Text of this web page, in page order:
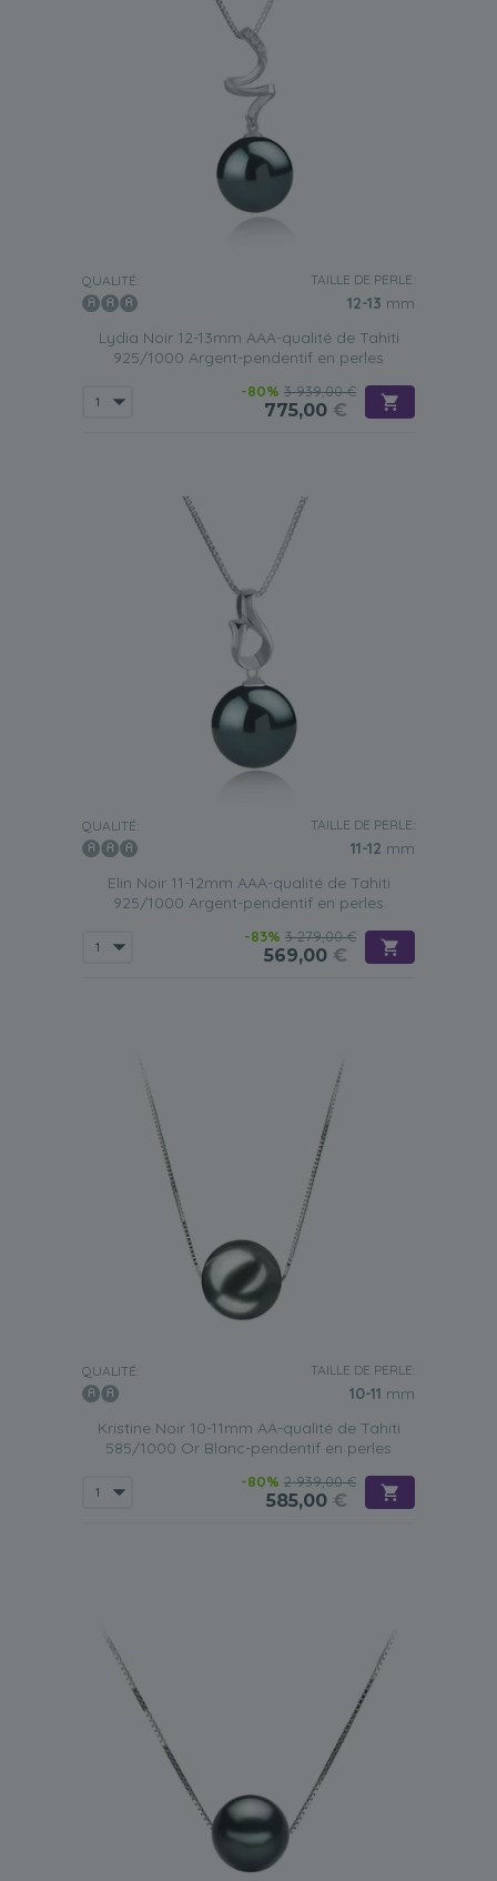
QUALITÉ: TAILLE DE PERLE:
12-13 mm
Lydia Noir 12-13mm AAA-qualité de Tahiti
925/1000 Argent-pendentif en perles
-80% 3 939,00 €
775,00 €
QUALITÉ: TAILLE DE PERLE:
11-12 mm
Elin Noir 11-12mm AAA-qualité de Tahiti
925/1000 Argent-pendentif en perles
-83% 3 279,00 €
569,00 €
QUALITÉ: TAILLE DE PERLE:
10-11 mm
Kristine Noir 10-11mm AA-qualité de Tahiti
585/1000 Or Blanc-pendentif en perles
-80% 2 939,00 €
585,00 €